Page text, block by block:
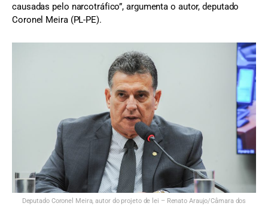
causadas pelo narcotráfico”, argumenta o autor, deputado
Coronel Meira (PL-PE).
Deputado Coronel Meira, autor do projeto de lei – Renato Araujo/Câmara dos